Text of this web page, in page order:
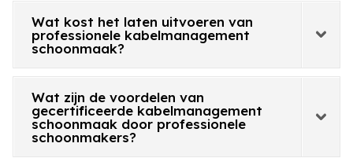
Wat kost het laten uitvoeren van
professionele kabelmanagement
schoonmaak?
Wat zijn de voordelen van
gecertificeerde kabelmanagement
schoonmaak door professionele
schoonmakers?